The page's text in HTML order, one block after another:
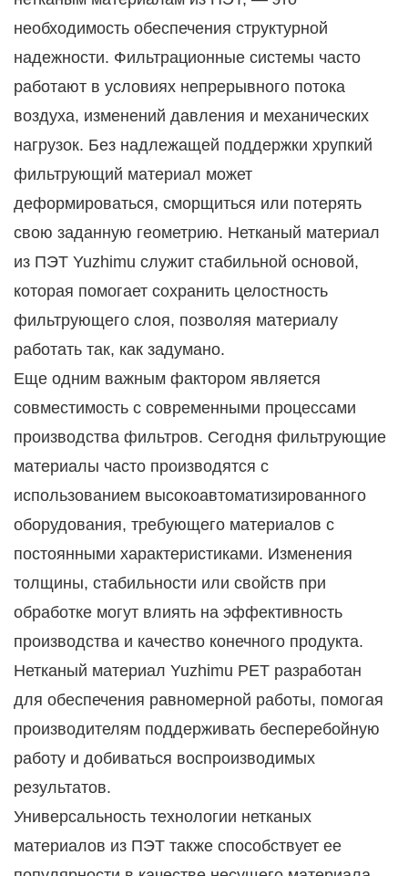
необходимость обеспечения структурной
надежности. Фильтрационные системы часто
работают в условиях непрерывного потока
воздуха, изменений давления и механических
нагрузок. Без надлежащей поддержки хрупкий
фильтрующий материал может
деформироваться, сморщиться или потерять
свою заданную геометрию. Нетканый материал
из ПЭТ Yuzhimu служит стабильной основой,
которая помогает сохранить целостность
фильтрующего слоя, позволяя материалу
работать так, как задумано.
Еще одним важным фактором является
совместимость с современными процессами
производства фильтров. Сегодня фильтрующие
материалы часто производятся с
использованием высокоавтоматизированного
оборудования, требующего материалов с
постоянными характеристиками. Изменения
толщины, стабильности или свойств при
обработке могут влиять на эффективность
производства и качество конечного продукта.
Нетканый материал Yuzhimu PET разработан
для обеспечения равномерной работы, помогая
производителям поддерживать бесперебойную
работу и добиваться воспроизводимых
результатов.
Универсальность технологии нетканых
материалов из ПЭТ также способствует ее